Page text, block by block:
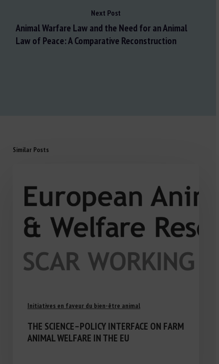
Next Post
Animal Warfare Law and the Need for an Animal
Law of Peace: A Comparative Reconstruction
Similar Posts
Initiatives en faveur du bien-être animal
THE SCIENCE–POLICY INTERFACE ON FARM
ANIMAL WELFARE IN THE EU